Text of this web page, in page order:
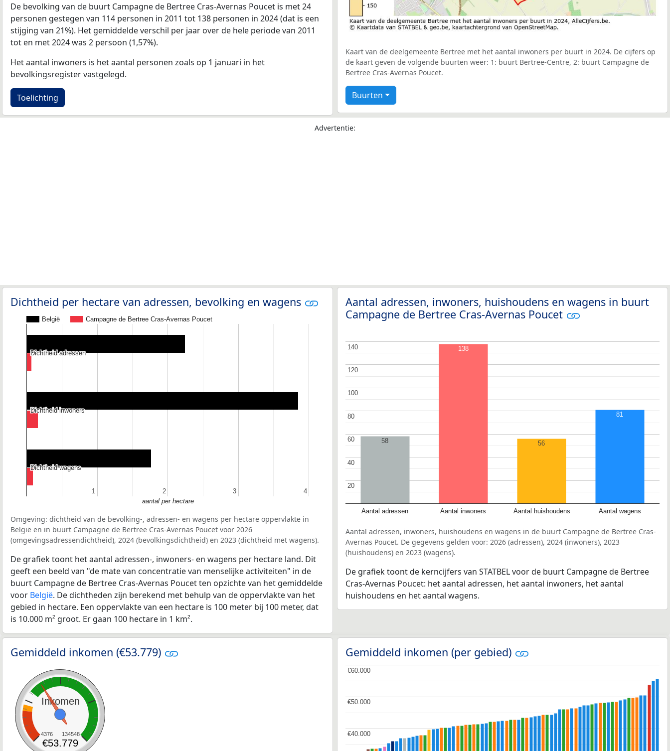
De bevolking van de buurt Campagne de Bertree Cras-Avernas Poucet is met 24
personen gestegen van 114 personen in 2011 tot 138 personen in 2024 (dat is een
stijging van 21%). Het gemiddelde verschil per jaar over de hele periode van 2011
tot en met 2024 was 2 persoon (1,57%).
Het aantal inwoners is het aantal personen zoals op 1 januari in het
bevolkingsregister vastgelegd.
Toelichting
Kaart van de deelgemeente Bertree met het aantal inwoners per buurt in 2024. De cijfers op
de kaart geven de volgende buurten weer: 1: buurt Bertree-Centre, 2: buurt Campagne de
Bertree Cras-Avernas Poucet.
Buurten
Advertentie:
Dichtheid per hectare van adressen, bevolking en wagens
België Campagne de Bertree Cras-Avernas Poucet
11 2
2 3
3 4
4
Dichtheid adressen
Dichtheid adressen
Dichtheid inwoners
Dichtheid inwoners
Dichtheid wagens
Dichtheid wagens
aantal per hectare
Omgeving: dichtheid van de bevolking-, adressen- en wagens per hectare oppervlakte in
België en in buurt Campagne de Bertree Cras-Avernas Poucet voor 2026
(omgevingsadressendichtheid), 2024 (bevolkingsdichtheid) en 2023 (dichtheid met wagens).
De grafiek toont het aantal adressen-, inwoners- en wagens per hectare land. Dit
geeft een beeld van "de mate van concentratie van menselijke activiteiten" in de
buurt Campagne de Bertree Cras-Avernas Poucet ten opzichte van het gemiddelde
voor België. De dichtheden zijn berekend met behulp van de oppervlakte van het
gebied in hectare. Een oppervlakte van een hectare is 100 meter bij 100 meter, dat
is 10.000 m² groot. Er gaan 100 hectare in 1 km².
Aantal adressen, inwoners, huishoudens en wagens in buurt
Campagne de Bertree Cras-Avernas Poucet
Aantal adressen Aantal inwoners Aantal huishoudens Aantal wagens
20
20
40
40
60
60
80
80
100
100
120
120
140
140
58
138
56
81
Aantal adressen, inwoners, huishoudens en wagens in de buurt Campagne de Bertree Cras-
Avernas Poucet. De gegevens gelden voor: 2026 (adressen), 2024 (inwoners), 2023
(huishoudens) en 2023 (wagens).
De grafiek toont de kerncijfers van STATBEL voor de buurt Campagne de Bertree
Cras-Avernas Poucet: het aantal adressen, het aantal inwoners, het aantal
huishoudens en het aantal wagens.
Gemiddeld inkomen (€53.779)
Inkomen
4376 134548
€53.779
Gemiddeld inkomen (per gebied)
€40.000
€40.000
€50.000
€50.000
€60.000
€60.000